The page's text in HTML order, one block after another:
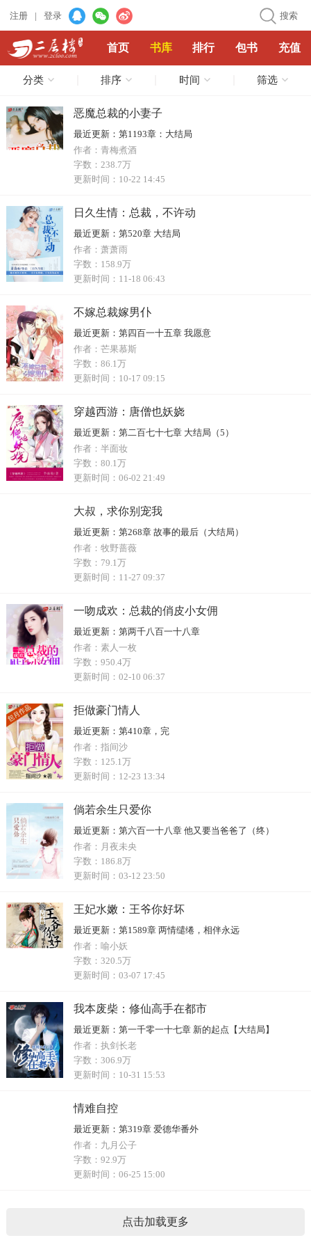
注册 | 登录 搜索
首页 书库 排行 包书 充值
分类 排序 时间 筛选
恶魔总裁的小妻子
最近更新： 第1193章：大结局
作者： 青梅煮酒
字数： 238.7万
更新时间： 10-22 14:45
日久生情：总裁，不许动
最近更新：
第520章 大结局
作者： 萧萧雨
字数： 158.9万
更新时间： 11-18 06:43
不嫁总裁嫁男仆
最近更新： 第四百一十五章 我愿意
作者： 芒果慕斯
字数： 86.1万
更新时间： 10-17 09:15
穿越西游：唐僧也妖娆
最近更新： 第二百七十七章 大结局（5）
作者： 半面妆
字数： 80.1万
更新时间： 06-02 21:49
大叔，求你别宠我
最近更新： 第268章 故事的最后（大结局）
作者： 牧野蔷薇
字数： 79.1万
更新时间： 11-27 09:37
一吻成欢：总裁的俏皮小女佣
最近更新： 第两千八百一十八章
作者： 素人一枚
字数： 950.4万
更新时间： 02-10 06:37
拒做豪门情人
最近更新： 第410章，完
作者： 指间沙
字数： 125.1万
更新时间： 12-23 13:34
倘若余生只爱你
最近更新： 第六百一十八章 他又要当爸爸了（终）
作者： 月夜未央
字数： 186.8万
更新时间： 03-12 23:50
王妃水嫩：王爷你好坏
最近更新： 第1589章 两情缱绻，相伴永远
作者： 喻小妖
字数： 320.5万
更新时间： 03-07 17:45
我本废柴：修仙高手在都市
最近更新： 第一千零一十七章 新的起点【大结局】
作者： 执剑长老
字数： 306.9万
更新时间： 10-31 15:53
情难自控
最近更新： 第319章 爱德华番外
作者： 九月公子
字数： 92.9万
更新时间： 06-25 15:00
点击加载更多